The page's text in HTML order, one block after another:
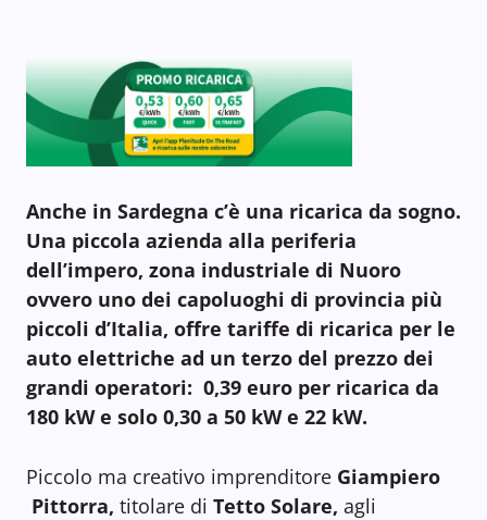
Anche in Sardegna c’è una ricarica da sogno.
Una piccola azienda alla periferia
dell’impero, zona industriale di Nuoro
ovvero uno dei capoluoghi di provincia più
piccoli d’Italia, offre tariffe di ricarica per le
auto elettriche ad un terzo del prezzo dei
grandi operatori: 0,39 euro per ricarica da
180 kW e solo 0,30 a 50 kW e 22 kW.
Piccolo ma creativo imprenditore Giampiero
Pittorra, titolare di Tetto Solare, agli